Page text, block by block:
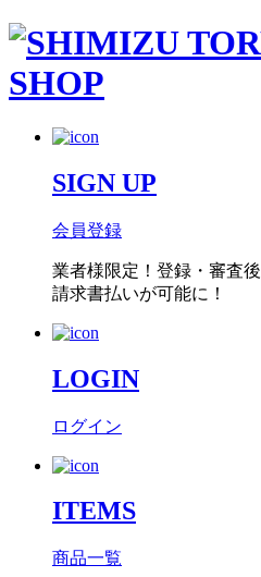
SIGN UP
会員登録
業者様限定！ 登録・審査後
請求書払いが可能に！
LOGIN
ログイン
ITEMS
商品一覧